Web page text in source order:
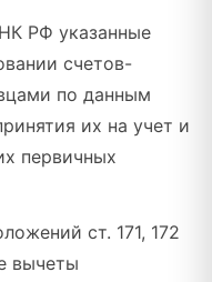
РФ указанные
счетов-
по данным
их на учет и
первичных
ст. 171, 172
вычеты